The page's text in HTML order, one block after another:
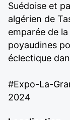
Suédoise et
algérien de
emparée de
poyaudines
éclectique
#Expo-La-
2024